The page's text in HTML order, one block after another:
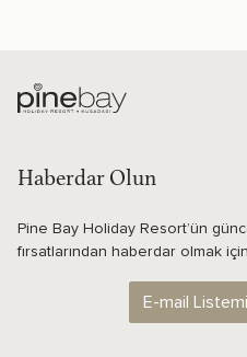
Haberdar Olun
Pine Bay Holiday Resort’ün
fırsatlarından haberdar olmak
E-mail